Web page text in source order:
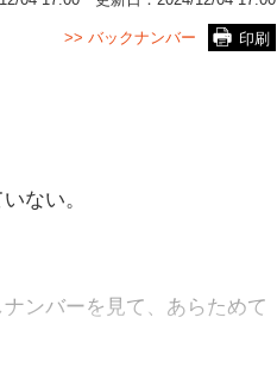
印刷
>> バックナンバー
ない。
ンバーを見て、あらためて